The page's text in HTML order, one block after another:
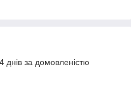
за домовленістю